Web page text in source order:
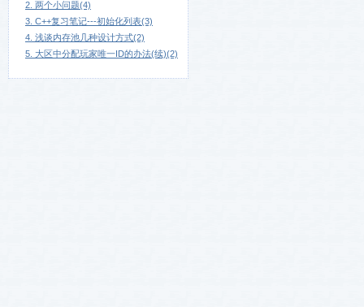
2. 两个小问题(4)
3. C++复习笔记---初始化列表(3)
4. 浅谈内存池几种设计方式(2)
5. 大区中分配玩家唯一ID的办法(续)(2)